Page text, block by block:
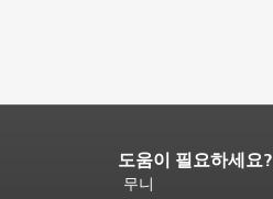
페
이
도움이 필요하세요?
무니